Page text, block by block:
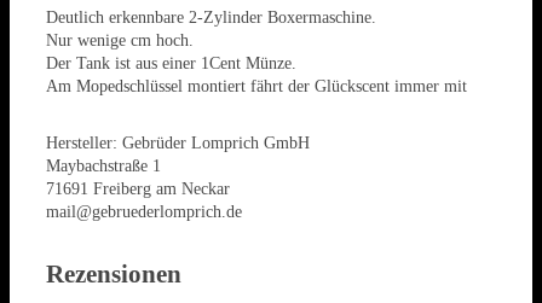
Deutlich erkennbare 2-Zylinder Boxermaschine.
Nur wenige cm hoch.
Der Tank ist aus einer 1Cent Münze.
Am Mopedschlüssel montiert fährt der Glückscent immer mit
Hersteller: Gebrüder Lomprich GmbH
Maybachstraße 1
71691 Freiberg am Neckar
mail@gebruederlomprich.de
Rezensionen